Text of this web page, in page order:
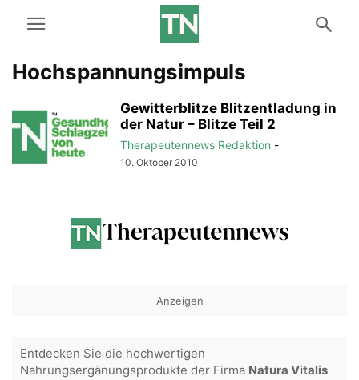
Hochspannungsimpuls
Gewitterblitze Blitzentladung in
der Natur – Blitze Teil 2
Therapeutennews Redaktion -
10. Oktober 2010
Anzeigen
Entdecken Sie die hochwertigen
Nahrungsergänungsprodukte der Firma Natura Vitalis